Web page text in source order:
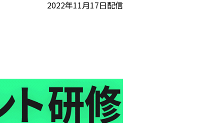
2022年11月17日配信